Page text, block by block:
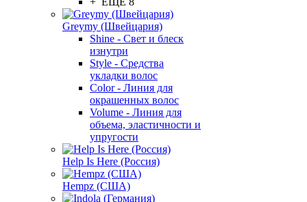
Greymy (Швейцария)
Shine - Свет и блеск
изнутри
Style - Средства
укладки волос
Color - Линия для
окрашенных волос
Volume - Линия для
объема, эластичности и
упругости
Help Is Here (Россия)
Hempz (США)